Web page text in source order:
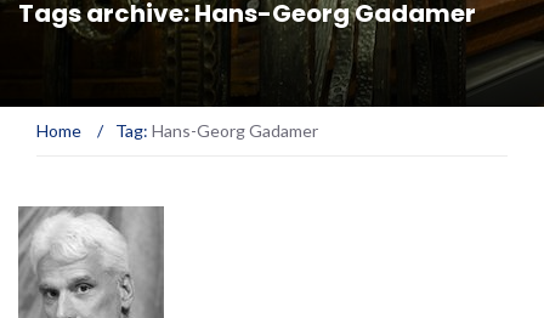
Tags archive: Hans-Georg Gadamer
Home / Tag: Hans-Georg Gadamer